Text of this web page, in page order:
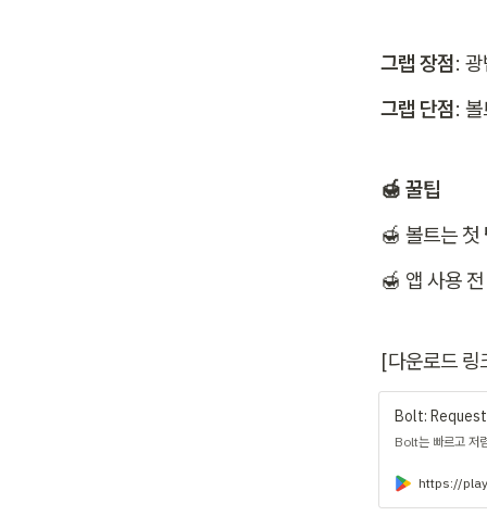
그랩 장점:
그랩 단점:
🍯 꿀팁
🍯 볼트는 첫
🍯 앱 사용
[다운로드 링
Bolt:
Bolt는 빠르고 저